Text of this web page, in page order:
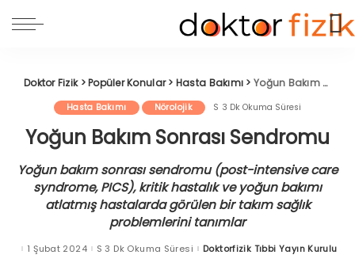
Doktor Fizik>Popüler Konular> Hasta Bakımı > Yoğun Bakım Sonrası Sendromu
Hasta Bakımı Nörolojik 3 Dk Okuma Süresi
Yoğun Bakım Sonrası Sendromu
Yoğun bakım sonrası sendromu (post-intensive care
syndrome, PICS), kritik hastalık ve yoğun bakımı
atlatmış hastalarda görülen bir takım sağlık
problemlerini tanımlar
1 Şubat 2024 3 Dk Okuma Süresi Posted
Doktorfizik Tıbbi Yayın Kurulu